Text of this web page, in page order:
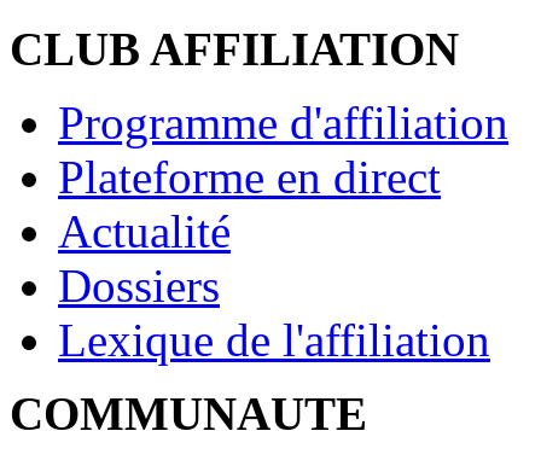
CLUB AFFILIATION
Programme d'affiliation
Plateforme en direct
Actualité
Dossiers
Lexique de l'affiliation
COMMUNAUTE